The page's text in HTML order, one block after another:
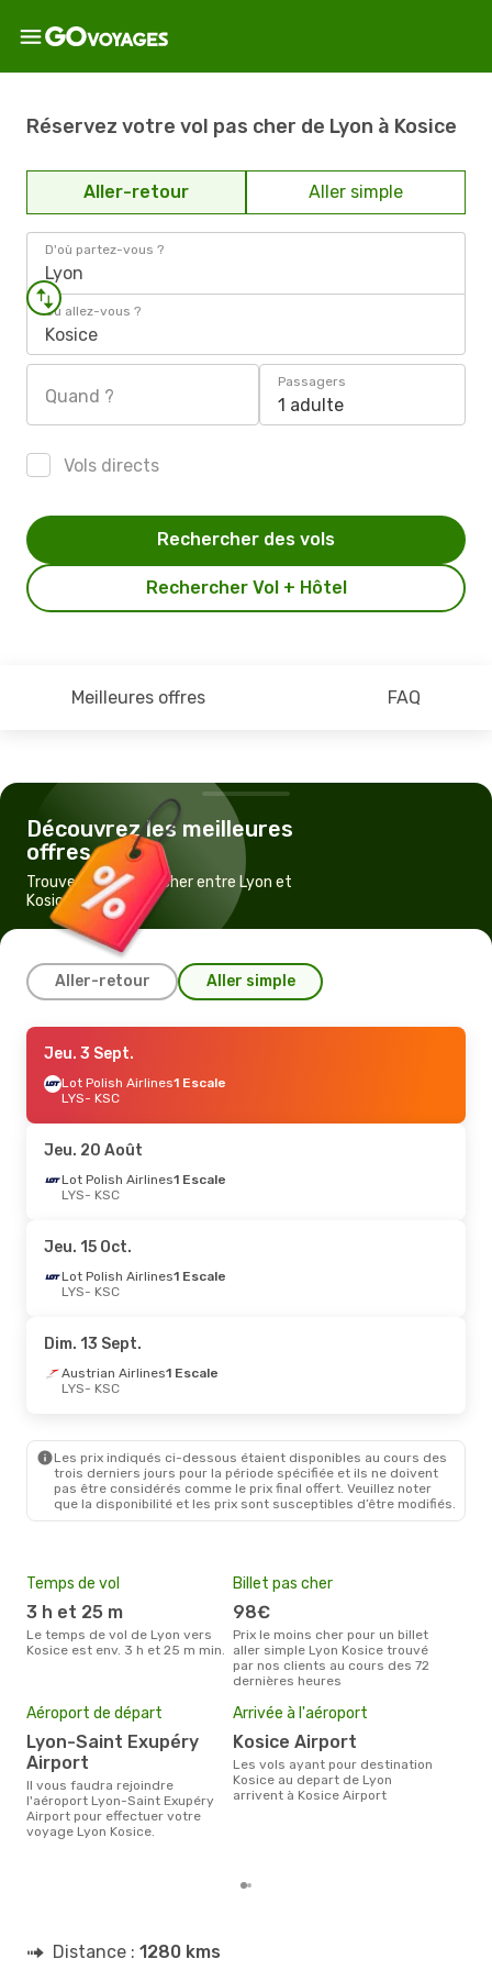
Réservez votre vol pas cher de Lyon à Kosice
Aller-retour Aller simple
D'où partez-vous ?
Lyon
Où allez-vous ?
Kosice
Quand ?
Passagers
1 adulte
Vols directs
Rechercher Vol + Hôtel
Rechercher des vols
Meilleures offres FAQ
Découvrez les meilleures
offres
Trouvez un vol pas cher entre Lyon et
Kosice
Aller-retour Aller simple
Sam. 19 Sept.
Austrian Airlines1 Escale
LYS- KSC
KSC- LYS
Dim. 6 Sept.- Ven. 11 Sept.
Austrian Airlines
KSC- LYS
Austrian Airlines
LYS - KSC
Austrian Airlines1 Escale
KSC
- LYS
Sam. 24 Oct.- Mer. 28 Oct.
Lufthansa2 Escales
LYS- KSC
Lufthansa2 Escales
KSC- LYS
Jeu. 3 Sept.
Lot Polish Airlines1 Escale
LYS- KSC
Jeu. 20 Août
Lot Polish Airlines1 Escale
LYS- KSC
Jeu. 15 Oct.
Lot Polish Airlines1 Escale
LYS- KSC
Dim. 13 Sept.
Austrian Airlines1 Escale
LYS- KSC
Les prix indiqués ci-dessous étaient disponibles au cours des
trois derniers jours pour la période spécifiée et ils ne doivent
pas être considérés comme le prix final offert. Veuillez noter
que la disponibilité et les prix sont susceptibles d’être modifiés.
Temps de vol
3 h et 25 m
Le temps de vol de Lyon vers
Kosice est env. 3 h et 25 m min.
Billet pas cher
98€
Prix le moins cher pour un billet
aller simple Lyon Kosice trouvé
par nos clients au cours des 72
dernières heures
Aéroport de départ
Lyon-Saint Exupéry
Airport
Il vous faudra rejoindre
l'aéroport Lyon-Saint Exupéry
Airport pour effectuer votre
voyage Lyon Kosice.
Arrivée à l'aéroport
Kosice Airport
Les vols ayant pour destination
Kosice au depart de Lyon
arrivent à Kosice Airport
Distance : 1280 kms